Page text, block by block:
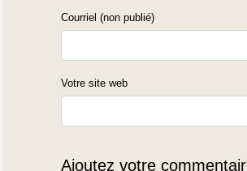
Courriel (non publié)
Votre site web
Ajoutez votre